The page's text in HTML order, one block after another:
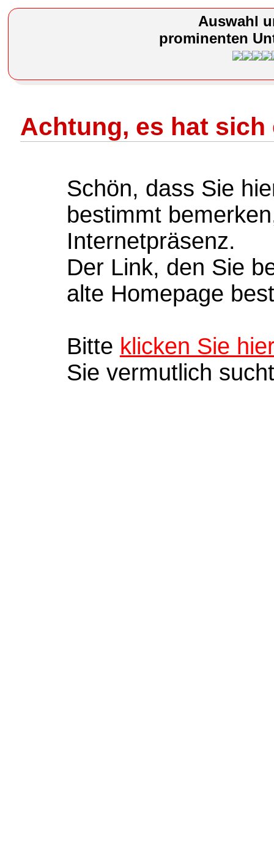
Auswahl
prominenten
Achtung, es hat sich
Schön, dass Sie
bestimmt
Internetpräsenz.
Der Link, den Sie
alte Homepage
Bitte klicken Sie
Sie vermutlich